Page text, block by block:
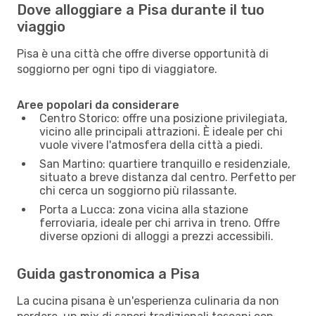
Dove alloggiare a Pisa durante il tuo
viaggio
Pisa è una città che offre diverse opportunità di
soggiorno per ogni tipo di viaggiatore.
Aree popolari da considerare
Centro Storico: offre una posizione privilegiata,
vicino alle principali attrazioni. È ideale per chi
vuole vivere l'atmosfera della città a piedi.
San Martino: quartiere tranquillo e residenziale,
situato a breve distanza dal centro. Perfetto per
chi cerca un soggiorno più rilassante.
Porta a Lucca: zona vicina alla stazione
ferroviaria, ideale per chi arriva in treno. Offre
diverse opzioni di alloggi a prezzi accessibili.
Guida gastronomica a Pisa
La cucina pisana è un'esperienza culinaria da non